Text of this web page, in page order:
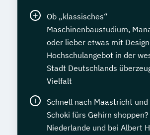
Ob „klassisches“
Maschinenbaustudium,
oder lieber etwas mit
Hochschulangebot in der
Stadt Deutschlands
Vielfalt
Schnell nach Maastricht und
Schoki fürs Gehirn
Niederlande und bei Albert